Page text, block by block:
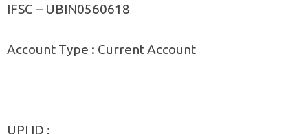
IFSC – UBIN0560618
Account Type : Current Account
UPI ID :